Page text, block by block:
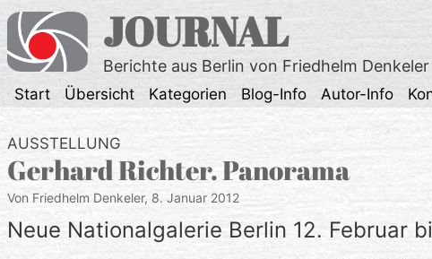
JOURNAL
Berichte aus Berlin von Friedhelm
Start Übersicht Kategorien Blog-Info Autor-Info
AUSSTELLUNG
Gerhard Richter. Panorama
Von Friedhelm Denkeler, 8. Januar 2012
Neue Nationalgalerie Berlin 12. Februar